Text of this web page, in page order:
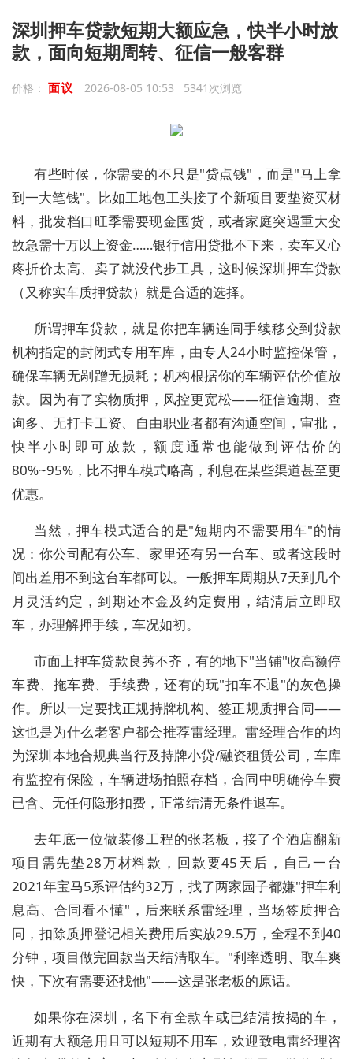
深圳押车贷款短期大额应急，快半小时放
款，面向短期周转、征信一般客群
价格： 面议 2026-08-05 10:53 5341次浏览
有些时候，你需要的不只是"贷点钱"，而是"马上拿
到一大笔钱"。比如工地包工头接了个新项目要垫资买材
料，批发档口旺季需要现金囤货，或者家庭突遇重大变
故急需十万以上资金……银行信用贷批不下来，卖车又心
疼折价太高、卖了就没代步工具，这时候深圳押车贷款
（又称实车质押贷款）就是合适的选择。
所谓押车贷款，就是你把车辆连同手续移交到贷款
机构指定的封闭式专用车库，由专人24小时监控保管，
确保车辆无剐蹭无损耗；机构根据你的车辆评估价值放
款。因为有了实物质押，风控更宽松——征信逾期、查
询多、无打卡工资、自由职业者都有沟通空间，审批，
快半小时即可放款，额度通常也能做到评估价的
80%~95%，比不押车模式略高，利息在某些渠道甚至更
优惠。
当然，押车模式适合的是"短期内不需要用车"的情
况：你公司配有公车、家里还有另一台车、或者这段时
间出差用不到这台车都可以。一般押车周期从7天到几个
月灵活约定，到期还本金及约定费用，结清后立即取
车，办理解押手续，车况如初。
市面上押车贷款良莠不齐，有的地下"当铺"收高额停
车费、拖车费、手续费，还有的玩"扣车不退"的灰色操
作。所以一定要找正规持牌机构、签正规质押合同——
这也是为什么老客户都会推荐雷经理。雷经理合作的均
为深圳本地合规典当行及持牌小贷/融资租赁公司，车库
有监控有保险，车辆进场拍照存档，合同中明确停车费
已含、无任何隐形扣费，正常结清无条件退车。
去年底一位做装修工程的张老板，接了个酒店翻新
项目需先垫28万材料款，回款要45天后，自己一台
2021年宝马5系评估约32万，找了两家园子都嫌"押车利
息高、合同看不懂"，后来联系雷经理，当场签质押合
同，扣除质押登记相关费用后实放29.5万，全程不到40
分钟，项目做完回款当天结清取车。"利率透明、取车爽
快，下次有需要还找他"——这是张老板的原话。
如果你在深圳，名下有全款车或已结清按揭的车，
近期有大额急用且可以短期不用车，欢迎致电雷经理咨